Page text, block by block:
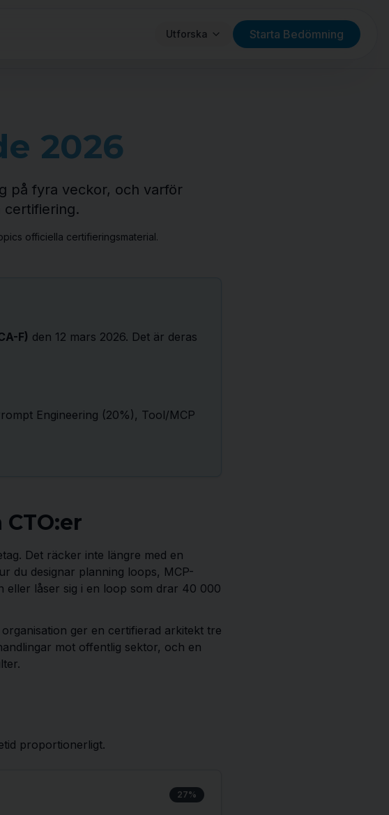
Utforska Starta Bedömning
2026
på fyra veckor, och varför
certifiering.
officiella certifieringsmaterial.
F) den 12 mars 2026. Det är deras
Engineering (20%), Tool/MCP
Det räcker inte längre med en
du designar planning loops, MCP-
eller låser sig i en loop som drar 40 000
ger en certifierad arkitekt tre
mot offentlig sektor, och en
proportionerligt.
27%